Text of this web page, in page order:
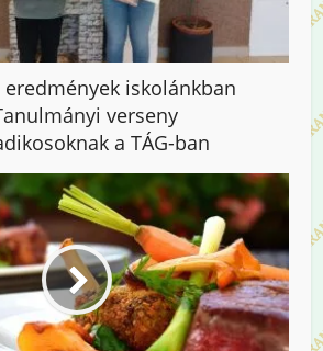
eredmények iskolánkban
verseny
a TÁG-ban